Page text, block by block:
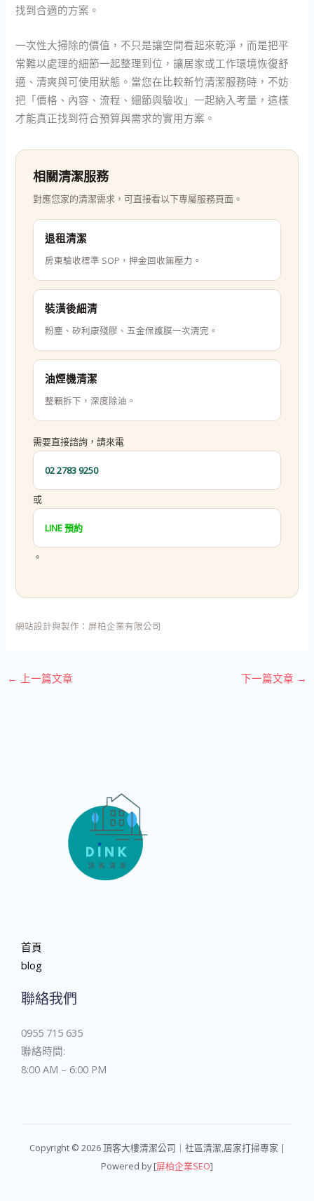
找到合適的方案。
一次性大掃除的價值，不只是讓空間看起來乾淨，而是把平
常難以處理的細節一起整理到位，讓居家或工作環境恢復舒
適、清爽與可使用狀態。當您在比較新竹清潔服務時，不妨
把「價格、內容、流程、細節與驗收」一起納入考量，這樣
才能真正找到符合預算與需求的實用方案。
相關清潔服務
對應您家的清潔需求，可直接看以下專屬服務頁面。
退租清潔
房東驗收標準 SOP，押金回收無壓力。
裝潢後細清
粉塵、矽利康殘膠、五金保護膜一次清完。
油煙機清潔
整顆拆下，深度除油。
需要直接諮詢，請來電
02 2783 9250
或
LINE 預約
。
網站設計與製作： 屏柏企業有限公司
← 上一篇文章 下一篇文章 →
首頁
blog
聯絡我們
0955 715 635
聯絡時間:
8:00 AM – 6:00 PM
Copyright © 2026 頂客大樓清潔公司｜社區清潔,居家打掃專家 |
Powered by [屏柏企業SEO]